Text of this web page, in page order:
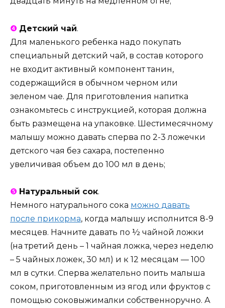
❹ Детский чай.
Для маленького ребенка надо покупать
специальный детский чай, в состав которого
не входит активный компонент танин,
содержащийся в обычном черном или
зеленом чае. Для приготовления напитка
ознакомьтесь с инструкцией, которая должна
быть размещена на упаковке. Шестимесячному
малышу можно давать сперва по 2-3 ложечки
детского чая без сахара, постепенно
увеличивая объем до 100 мл в день;
❺ Натуральный сок.
Немного натурального сока можно давать
после прикорма, когда малышу исполнится 8-9
месяцев. Начните давать по ½ чайной ложки
(на третий день – 1 чайная ложка, через неделю
– 5 чайных ложек, 30 мл) и к 12 месяцам — 100
мл в сутки. Сперва желательно поить малыша
соком, приготовленным из ягод или фруктов с
помощью соковыжималки собственноручно. А